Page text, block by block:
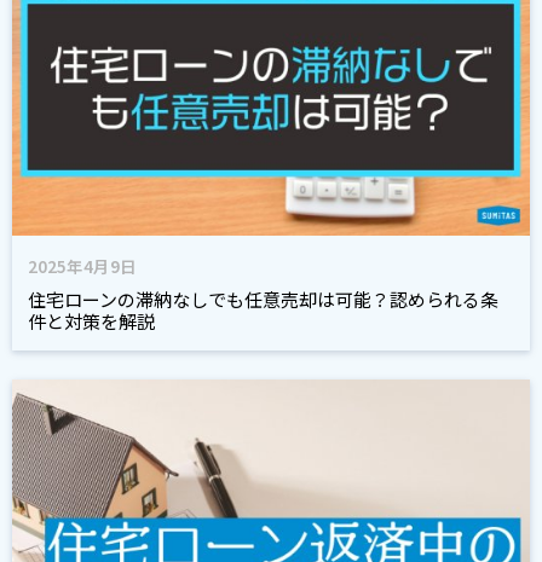
2025年4月9日
住宅ローンの滞納なしでも任意売却は可能？認められる条
件と対策を解説